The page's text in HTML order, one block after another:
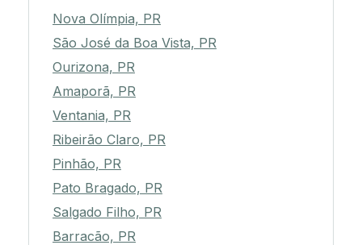
Nova Olímpia, PR
São José da Boa Vista, PR
Ourizona, PR
Amaporã, PR
Ventania, PR
Ribeirão Claro, PR
Pinhão, PR
Pato Bragado, PR
Salgado Filho, PR
Barracão, PR